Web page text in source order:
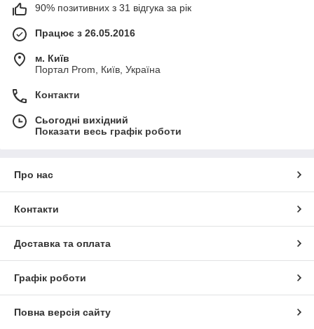
90% позитивних з 31 відгука за рік
Працює з 26.05.2016
м. Київ
Портал Prom, Київ, Україна
Контакти
Сьогодні вихідний
Показати весь графік роботи
Про нас
Контакти
Доставка та оплата
Графік роботи
Повна версія сайту